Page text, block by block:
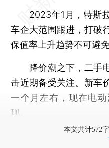
2023年1月，特斯拉
车企大范围跟进，打破
保值率上升趋势不可避免
降价潮之下，二手电
击近期备受关注。新车
一个月左右，现在电
现。
本文共计572